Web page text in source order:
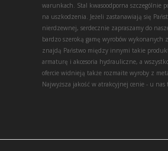
warunkach. Stal kwasoodporna szczególnie
na uszkodzenia. Jeżeli zastanawiają się
nierdzewnej, serdecznie zapraszamy do
bardzo szeroką gamę wyrobów wykonanych
znajdą Państwo między innymi takie
armaturę i akcesoria hydrauliczne, a
ofercie widnieją także rozmaite wyroby z
Najwyższa jakość w atrakcyjnej cenie - u nas